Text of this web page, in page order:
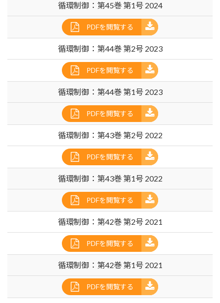
循環制御：第45巻 第1号 2024
PDFを閲覧する
循環制御：第44巻 第2号 2023
PDFを閲覧する
循環制御：第44巻 第1号 2023
PDFを閲覧する
循環制御：第43巻 第2号 2022
PDFを閲覧する
循環制御：第43巻 第1号 2022
PDFを閲覧する
循環制御：第42巻 第2号 2021
PDFを閲覧する
循環制御：第42巻 第1号 2021
PDFを閲覧する